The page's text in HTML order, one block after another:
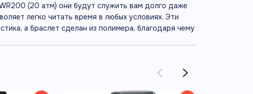
(20 атм) они будут служить вам долго даже
легко читать время в любых условиях. Эти
а браслет сделан из полимера, благодаря чему